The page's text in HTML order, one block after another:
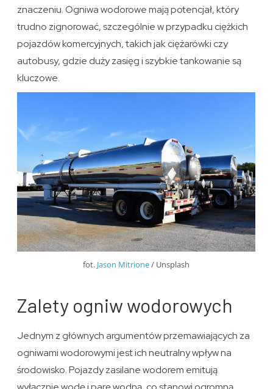
znaczeniu. Ogniwa wodorowe mają potencjał, który
trudno zignorować, szczególnie w przypadku ciężkich
pojazdów komercyjnych, takich jak ciężarówki czy
autobusy, gdzie duży zasięg i szybkie tankowanie są
kluczowe.
fot. Jason Mitrione/ Unsplash
Zalety ogniw wodorowych
Jednym z głównych argumentów przemawiających za
ogniwami wodorowymi jest ich neutralny wpływ na
środowisko. Pojazdy zasilane wodorem emitują